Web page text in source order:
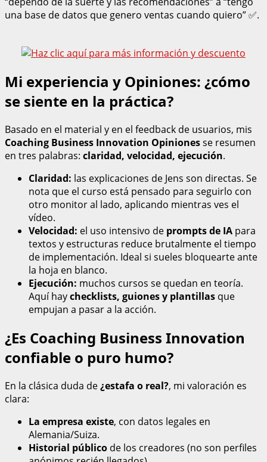
una base de datos que genero ventas cuando quiero” ✅.
Mi experiencia y Opiniones: ¿cómo
se siente en la práctica?
Basado en el material y en el feedback de usuarios, mis
Coaching Business Innovation Opinionesse resumen
en tres palabras: claridad, velocidad, ejecución.
Claridad: las explicaciones de Jens son directas. Se
nota que el curso está pensado para seguirlo con
otro monitor al lado, aplicando mientras ves el
vídeo.
Velocidad: el uso intensivo de prompts de IA para
textos y estructuras reduce brutalmente el tiempo
de implementación. Ideal si sueles bloquearte ante
la hoja en blanco.
Ejecución: muchos cursos se quedan en teoría.
Aquí haychecklists, guiones y plantillas que
empujan a pasar a la acción.
¿Es Coaching Business Innovation
confiable o puro humo?
En la clásica duda de¿estafa o real?, mi valoración es
clara:
La empresa existe, con datos legales en
Alemania/Suiza.
Historial público de los creadores (no son perfiles